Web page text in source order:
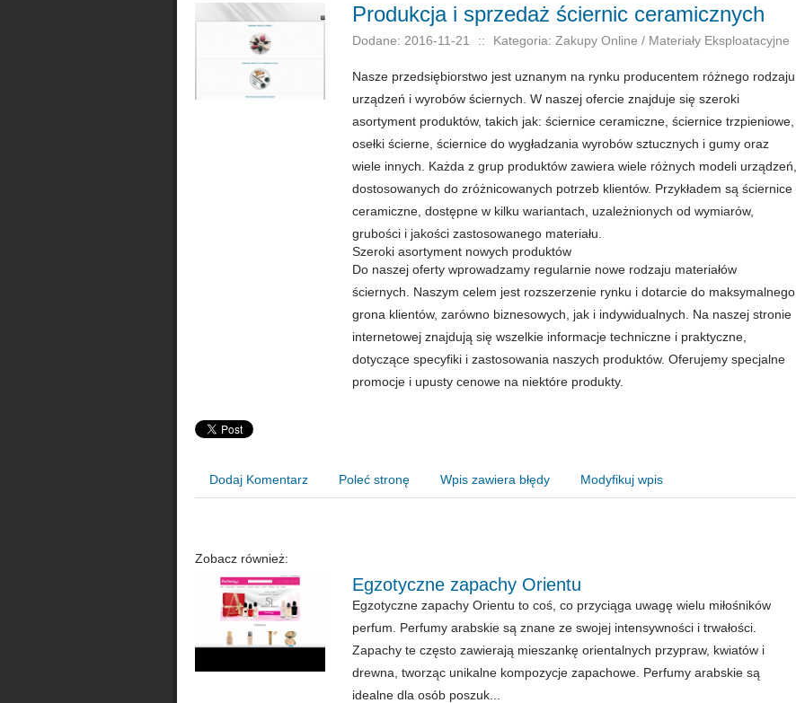
Produkcja i sprzedaż ściernic ceramicznych
Dodane: 2016-11-21 :: Kategoria: Zakupy Online / Materiały Eksploatacyjne
Nasze przedsiębiorstwo jest uznanym na rynku producentem różnego rodzaju
urządzeń i wyrobów ściernych. W naszej ofercie znajduje się szeroki
asortyment produktów, takich jak: ściernice ceramiczne, ściernice trzpieniowe,
osełki ścierne, ściernice do wygładzania wyrobów sztucznych i gumy oraz
wiele innych. Każda z grup produktów zawiera wiele różnych modeli urządzeń,
dostosowanych do zróżnicowanych potrzeb klientów. Przykładem są ściernice
ceramiczne, dostępne w kilku wariantach, uzależnionych od wymiarów,
grubości i jakości zastosowanego materiału.
Szeroki asortyment nowych produktów
Do naszej oferty wprowadzamy regularnie nowe rodzaju materiałów
ściernych. Naszym celem jest rozszerzenie rynku i dotarcie do maksymalnego
grona klientów, zarówno biznesowych, jak i indywidualnych. Na naszej stronie
internetowej znajdują się wszelkie informacje techniczne i praktyczne,
dotyczące specyfiki i zastosowania naszych produktów. Oferujemy specjalne
promocje i upusty cenowe na niektóre produkty.
Dodaj Komentarz Poleć stronę Wpis zawiera błędy Modyfikuj wpis
Zobacz również:
Egzotyczne zapachy Orientu
Egzotyczne zapachy Orientu to coś, co przyciąga uwagę wielu miłośników
perfum. Perfumy arabskie są znane ze swojej intensywności i trwałości.
Zapachy te często zawierają mieszankę orientalnych przypraw, kwiatów i
drewna, tworząc unikalne kompozycje zapachowe. Perfumy arabskie są
idealne dla osób poszuk...